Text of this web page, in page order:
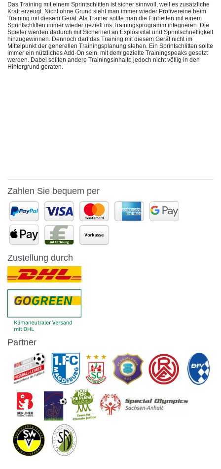
Das Training mit einem Sprintschlitten ist sicher sinnvoll, weil es zusätzliche
Kraft erzeugt. Nicht ohne Grund sieht man immer wieder Profivereine beim
Training mit diesem Gerät. Als Trainer sollte man die Einheiten mit einem
Sprintschlitten immer wieder gezielt ins Trainingsprogramm integrieren. Die
Spieler werden dadurch mit Sicherheit an Explosivität und Sprintschnelligkeit
hinzugewinnen. Dennoch darf das Training mit diesem Gerät nicht im
Mittelpunkt der generellen Trainingsplanung stehen. Ein Sprintschlitten sollte
immer ein nützliches Add-On sein, mit dem gezielte Trainingspeaks gesetzt
werden. Dabei sollten andere Trainingsinhalte jedoch nicht völlig in den
Hintergrund geraten.
Zahlen Sie bequem per
Zustellung durch
Partner